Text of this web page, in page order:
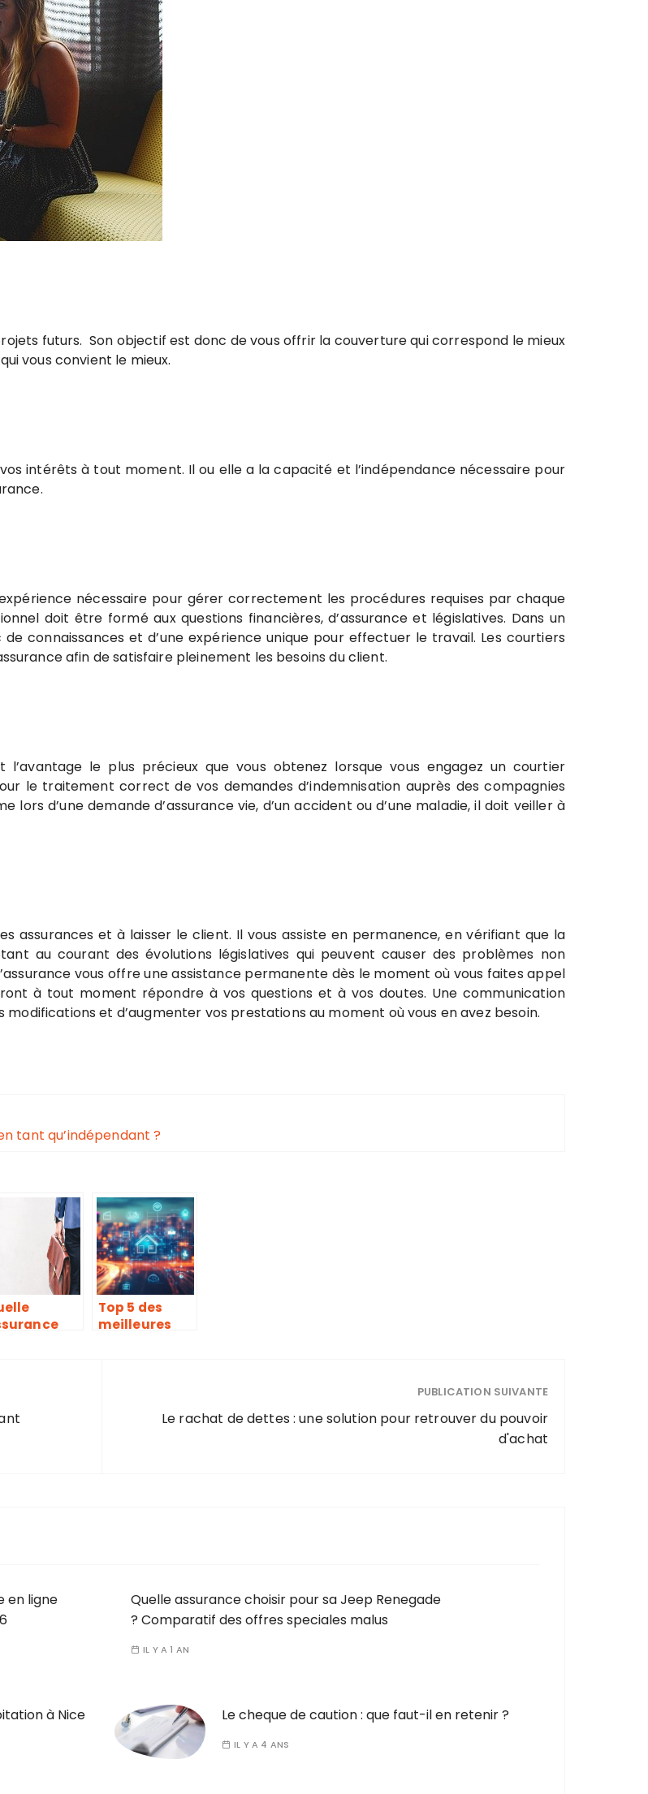
futurs. Son objectif est donc de vous offrir la couverture qui correspond le mieux
vous convient le mieux.
intérêts à tout moment. Il ou elle a la capacité et l’indépendance nécessaire pour
nécessaire pour gérer correctement les procédures requises par chaque
doit être formé aux questions financières, d’assurance et législatives. Dans un
connaissances et d’une expérience unique pour effectuer le travail. Les courtiers
afin de satisfaire pleinement les besoins du client.
le plus précieux que vous obtenez lorsque vous engagez un courtier
le traitement correct de vos demandes d’indemnisation auprès des compagnies
lors d’une demande d’assurance vie, d’un accident ou d’une maladie, il doit veiller à
assurances et à laisser le client. Il vous assiste en permanence, en vérifiant que la
au courant des évolutions législatives qui peuvent causer des problèmes non
vous offre une assistance permanente dès le moment où vous faites appel
à tout moment répondre à vos questions et à vos doutes. Une communication
et d’augmenter vos prestations au moment où vous en avez besoin.
tant qu’indépendant ?
Top 5 des
meilleures
PUBLICATION SUIVANTE
Le rachat de dettes : une solution pour retrouver du pouvoir
d'achat
en ligne
Quelle assurance choisir pour sa Jeep Renegade
? Comparatif des offres speciales malus
IL Y A 1 AN
à Nice
Le cheque de caution : que faut-il en retenir ?
IL Y A 4 ANS